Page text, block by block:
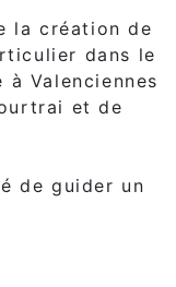
la création de
dans le
Valenciennes
et de
de guider un